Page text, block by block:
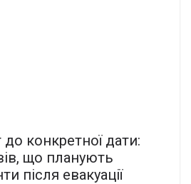
до конкретної дати:
що планують
після евакуації